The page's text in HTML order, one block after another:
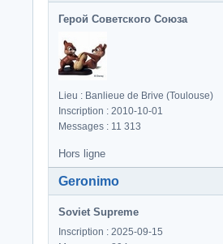
Герой Советского Союза
Lieu : Banlieue de Brive (Toulouse)
Inscription : 2010-10-01
Messages : 11 313
Hors ligne
Geronimo
Soviet Supreme
Inscription : 2025-09-15